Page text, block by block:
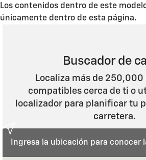
Los contenidos dentro de este
únicamente dentro de esta página.
Buscador de
Localiza más de 250,000
compatibles cerca de ti o
localizador para planificar tu
carretera.